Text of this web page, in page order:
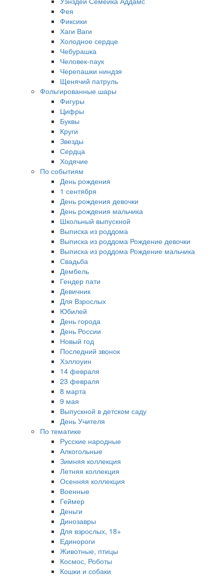
Фея
Фиксики
Хаги Ваги
Холодное сердце
Чебурашка
Человек-паук
Черепашки ниндзя
Щенячий патруль
Фольгированные шары
Фигуры
Цифры
Буквы
Круги
Звезды
Сердца
Ходячие
По событиям
День рождения
1 сентября
День рождения девочки
День рождения мальчика
Школьный выпускной
Выписка из роддома
Выписка из роддома Рождение девочки
Выписка из роддома Рождение мальчика
Свадьба
Дембель
Гендер пати
Девичник
Для Взрослых
Юбилей
День города
День России
Новый год
Последний звонок
Хэллоуин
14 февраля
23 февраля
8 марта
9 мая
Выпускной в детском саду
День Учителя
По тематике
Русские народные
Алкогольные
Зимняя коллекция
Летняя коллекция
Осенняя коллекция
Военные
Геймер
Деньги
Динозавры
Для взрослых, 18+
Единороги
Животные, птицы
Космос, Роботы
Кошки и собаки